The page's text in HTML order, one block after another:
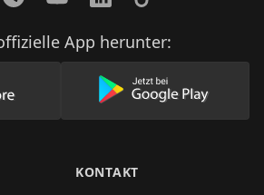
App herunter:
App im AppStore herunter
Lade unsere
KONTAKT